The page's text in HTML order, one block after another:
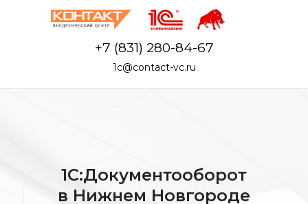
+7 (831) 280-84-67
1c@contact-vc.ru
1С:Документооборот
в Нижнем Новгороде